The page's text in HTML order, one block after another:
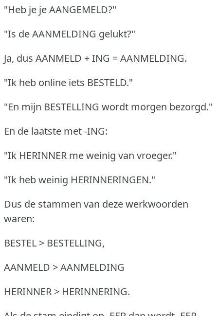
"Heb je je AANGEMELD?"
"Is de AANMELDING gelukt?"
Ja, dus AANMELD + ING = AANMELDING.
"Ik heb online iets BESTELD."
"En mijn BESTELLING wordt morgen bezorgd."
En de laatste met -ING:
"Ik HERINNER me weinig van vroeger."
"Ik heb weinig HERINNERINGEN."
Dus de stammen van deze werkwoorden
waren:
BESTEL > BESTELLING,
AANMELD > AANMELDING
HERINNER > HERINNERING.